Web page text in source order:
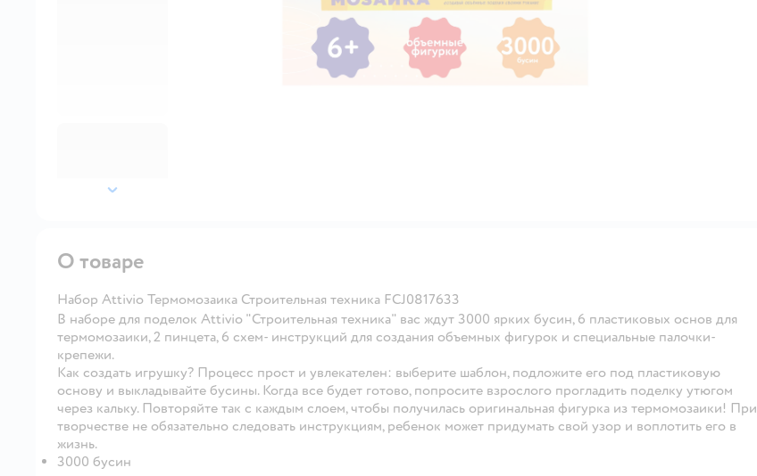
далее
О товаре
Набор Attivio Термомозаика Строительная техника FCJ0817633
В наборе для поделок Attivio "Строительная техника" вас ждут 3000 ярких бусин, 6 пластиковых основ для
термомозаики, 2 пинцета, 6 схем- инструкций для создания объемных фигурок и специальные палочки-
крепежи.
Как создать игрушку? Процесс прост и увлекателен: выберите шаблон, подложите его под пластиковую
основу и выкладывайте бусины. Когда все будет готово, попросите взрослого прогладить поделку утюгом
через кальку. Повторяйте так с каждым слоем, чтобы получилась оригинальная фигурка из термомозаики! При
творчестве не обязательно следовать инструкциям, ребенок может придумать свой узор и воплотить его в
жизнь.
3000 бусин